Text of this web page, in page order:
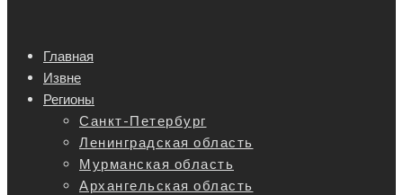
Главная
Извне
Регионы
Санкт-Петербург
Ленинградская область
Мурманская область
Архангельская область